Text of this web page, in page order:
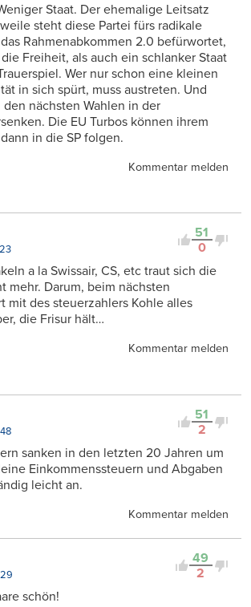
Staat. Der ehemalige Leitsatz
steht diese Partei fürs radikale
Rahmenabkommen 2.0 befürwortet,
Freiheit, als auch ein schlanker Staat
Wer nur schon eine kleinen
in sich spürt, muss austreten. Und
nächsten Wahlen in der
Die EU Turbos können ihrem
in die SP folgen.
Kommentar melden
51
0
a la Swissair, CS, etc traut sich die
mehr. Darum, beim nächsten
mit des steuerzahlers Kohle alles
die Frisur hält…
Kommentar melden
51
2
sanken in den letzten 20 Jahren um
Einkommenssteuern und Abgaben
leicht an.
Kommentar melden
49
2
schön!